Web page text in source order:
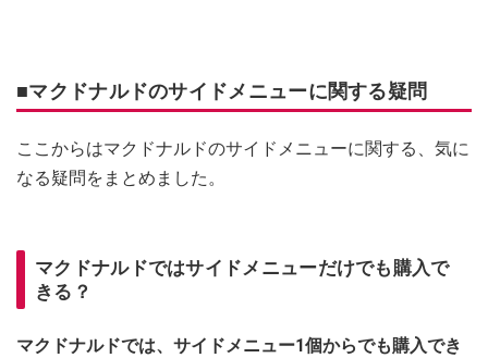
■マクドナルドのサイドメニューに関する疑問
ここからはマクドナルドのサイドメニューに関する、気に
なる疑問をまとめました。
マクドナルドではサイドメニューだけでも購入で
きる？
マクドナルドでは、サイドメニュー1個からでも購入でき